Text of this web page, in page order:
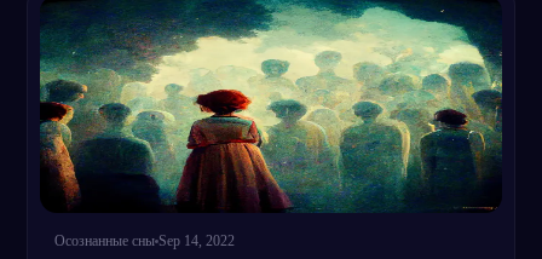
Осознанные сны Sep 14, 2022